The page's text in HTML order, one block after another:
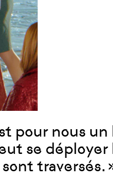
pour nous
se
traversés.